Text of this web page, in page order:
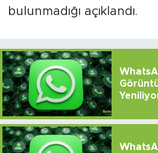
bulunmadığı açıklandı.